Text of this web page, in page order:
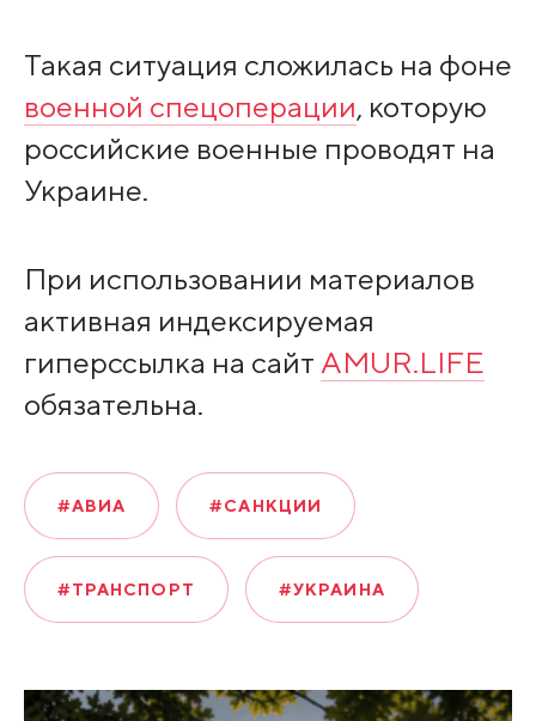
Такая ситуация сложилась на фоне
военной спецоперации, которую
российские военные проводят на
Украине.
При использовании материалов
активная индексируемая
гиперссылка на сайт AMUR.LIFE
обязательна.
#АВИА #САНКЦИИ
#ТРАНСПОРТ #УКРАИНА